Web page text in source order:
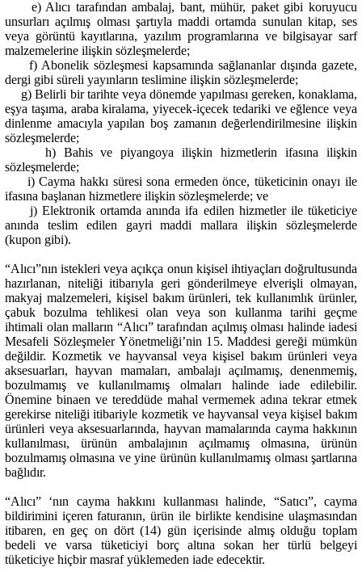
e) Alıcı tarafından ambalaj, bant, mühür, paket gibi koruyucu
unsurları açılmış olması şartıyla maddi ortamda sunulan kitap, ses
veya görüntü kayıtlarına, yazılım programlarına ve bilgisayar sarf
malzemelerine ilişkin sözleşmelerde;
f) Abonelik sözleşmesi kapsamında sağlananlar dışında gazete,
dergi gibi süreli yayınların teslimine ilişkin sözleşmelerde;
g) Belirli bir tarihte veya dönemde yapılması gereken, konaklama,
eşya taşıma, araba kiralama, yiyecek-içecek tedariki ve eğlence veya
dinlenme amacıyla yapılan boş zamanın değerlendirilmesine ilişkin
sözleşmelerde;
h) Bahis ve piyangoya ilişkin hizmetlerin ifasına ilişkin
sözleşmelerde;
i) Cayma hakkı süresi sona ermeden önce, tüketicinin onayı ile
ifasına başlanan hizmetlere ilişkin sözleşmelerde; ve
j) Elektronik ortamda anında ifa edilen hizmetler ile tüketiciye
anında teslim edilen gayri maddi mallara ilişkin sözleşmelerde
(kupon gibi).
“Alıcı”nınistekleri veya açıkça onun kişisel ihtiyaçları doğrultusunda
hazırlanan, niteliği itibarıyla geri gönderilmeye elverişli olmayan,
makyaj malzemeleri, kişisel bakım ürünleri, tek kullanımlık ürünler,
çabuk bozulma tehlikesi olan veya son kullanma tarihi geçme
ihtimali olan malların “Alıcı” tarafından açılmış olması halinde iadesi
Mesafeli Sözleşmeler Yönetmeliği’nin 15. Maddesi gereği mümkün
değildir. Kozmetik ve hayvansal veya kişisel bakım ürünleri veya
aksesuarları, hayvan mamaları, ambalajı açılmamış, denenmemiş,
bozulmamış ve kullanılmamış olmaları halinde iade edilebilir.
Önemine binaen ve tereddüde mahal vermemek adına tekrar etmek
gerekirse niteliği itibariyle kozmetik ve hayvansal veya kişisel bakım
ürünleri veya aksesuarlarında, hayvan mamalarında cayma hakkının
kullanılması, ürünün ambalajının açılmamış olmasına, ürünün
bozulmamış olmasına ve yine ürünün kullanılmamış olması şartlarına
bağlıdır.
“Alıcı” ‘nın cayma hakkını kullanması halinde, “Satıcı”, cayma
bildirimini içeren faturanın, ürün ile birlikte kendisine ulaşmasından
itibaren, en geç on dört (14) gün içerisinde almış olduğu toplam
bedeli ve varsa tüketiciyi borç altına sokan her türlü belgeyi
tüketiciye hiçbir masraf yüklemeden iade edecektir.